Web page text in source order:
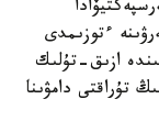
ءتوزىمدى
ازىق-تۇلىك
تۇراقتى دامۋىنا